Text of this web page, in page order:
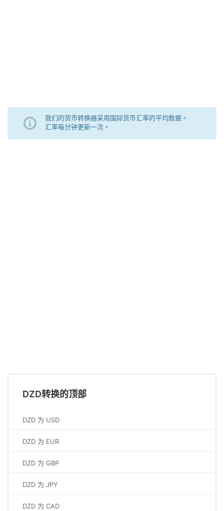
我们的货币转换器采用国际货币汇率的平均数据。
汇率每分钟更新一次。
DZD转换的顶部
DZD 为 USD
DZD 为 EUR
DZD 为 GBP
DZD 为 JPY
DZD 为 CAD